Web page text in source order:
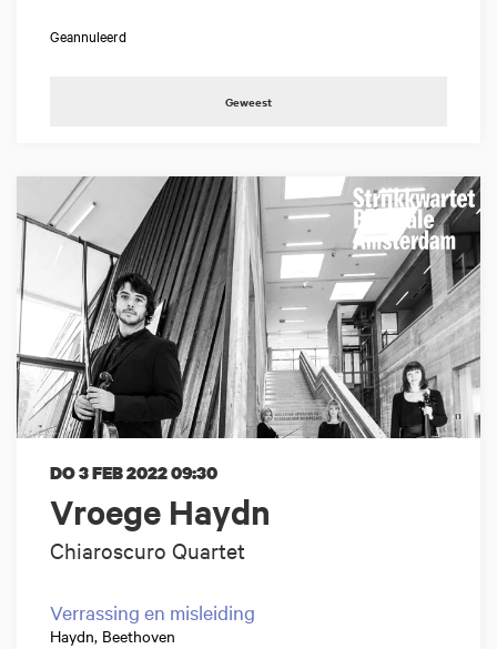
Geannuleerd
Geweest
Vroege Haydn
Chiaroscuro Quartet
DO 3 FEB 202209:30
Verrassing en misleiding
Haydn, Beethoven